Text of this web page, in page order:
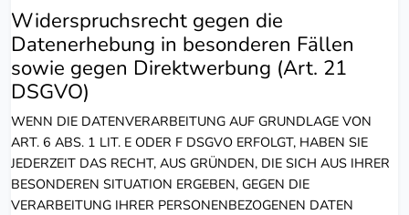
Widerspruchsrecht gegen die
Datenerhebung in besonderen Fällen
sowie gegen Direktwerbung (Art. 21
DSGVO)
WENN DIE DATENVERARBEITUNG AUF GRUNDLAGE VON
ART. 6 ABS. 1 LIT. E ODER F DSGVO ERFOLGT, HABEN SIE
JEDERZEIT DAS RECHT, AUS GRÜNDEN, DIE SICH AUS IHRER
BESONDEREN SITUATION ERGEBEN, GEGEN DIE
VERARBEITUNG IHRER PERSONENBEZOGENEN DATEN